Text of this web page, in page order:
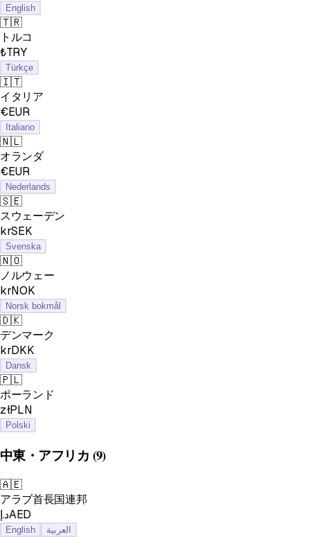
English
🇹🇷
トルコ
₺TRY
Türkçe
🇮🇹
イタリア
€EUR
Italiano
🇳🇱
オランダ
€EUR
Nederlands
🇸🇪
スウェーデン
krSEK
Svenska
🇳🇴
ノルウェー
krNOK
Norsk bokmål
🇩🇰
デンマーク
krDKK
Dansk
🇵🇱
ポーランド
złPLN
Polski
中東・アフリカ (9)
🇦🇪
アラブ首長国連邦
د.إAED
English العربية